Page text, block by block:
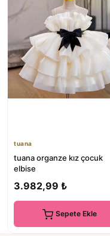
tuana
tuana organze kız çocuk
elbise
3.982,99 ₺
Sepete Ekle